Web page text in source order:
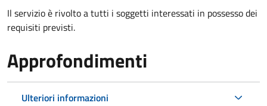
Il servizio è rivolto a tutti i soggetti interessati in possesso dei
requisiti previsti.
Approfondimenti
Ulteriori informazioni